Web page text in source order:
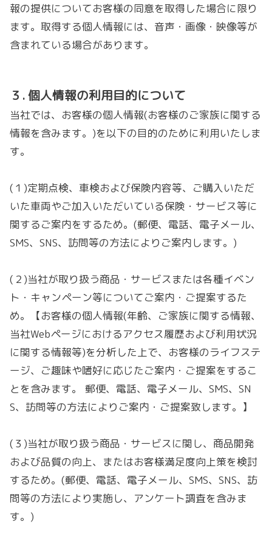
報の提供についてお客様の同意を取得した場合に限り
ます。取得する個人情報には、音声・画像・映像等が
含まれている場合があります。
３ .個人情報の利用目的について
当社では、お客様の個人情報(お客様のご家族に関する
情報を含みます。)を以下の目的のために利用いたしま
す。
(１)定期点検、車検および保険内容等、ご購入いただ
いた車両やご加入いただいている保険・サービス等に
関するご案内をするため。(郵便、電話、電子メール、
SMS、SNS、訪問等の方法によりご案内します。)
(２)当社が取り扱う商品・サービスまたは各種イベン
ト・キャンペーン等についてご案内・ご提案するた
め。【お客様の個人情報(年齢、ご家族に関する情報、
当社Webページにおけるアクセス履歴および利用状況
に関する情報等)を分析した上で、お客様のライフステ
ージ、ご趣味や嗜好に応じたご案内・ご提案をするこ
とを含みます。
郵便、電話、電子メール、SMS、SN
S、訪問等の方法によりご案内・ご提案致します。】
(３)当社が取り扱う商品・サービスに関し、商品開発
および品質の向上、またはお客様満足度向上策を検討
するため。(郵便、電話、電子メール、SMS、SNS、訪
問等の方法により実施し、アンケート調査を含みま
す。)